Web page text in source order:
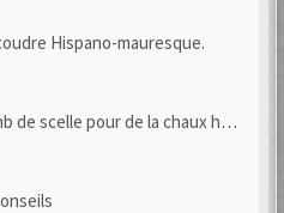
Hispano-mauresque.
scelle pour de la chaux hydraulique